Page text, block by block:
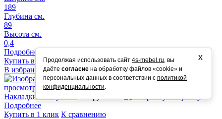
189
Глубина см.
89
Высота см.
0,4
Подробнее
Купить в 1 клик К сравнению
В избранное
В наличии
Быстрый
просмотр
Накладки на ступени
Подробнее
Купить в 1 клик К сравнению
Продолжая использовать сайт 4s-mebel.ru, вы
даёте согласие на обработку файлов «cookie» и
персональных данных в соответствии с политикой
конфиденциальности.
х